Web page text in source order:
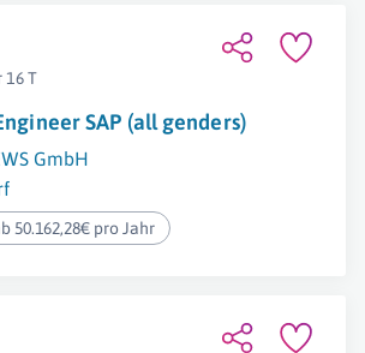
16 T
SAP (all genders)
GmbH
50.162,28€ pro Jahr